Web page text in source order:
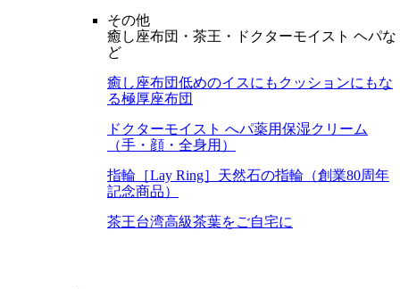
その他
癒し座布団・茶王・ドクターモイスト ヘパな
ど
癒し座布団低めのイスにもクッションにもな
る極厚座布団
ドクターモイスト へパ薬用保湿クリーム
（手・顔・全身用）
指輪［Lay Ring］ 天然石の指輪（創業80周年
記念商品）
茶王台湾高級茶葉をご自宅に